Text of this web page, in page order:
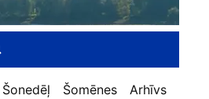
Šonedēļ Šomēnes Arhīvs